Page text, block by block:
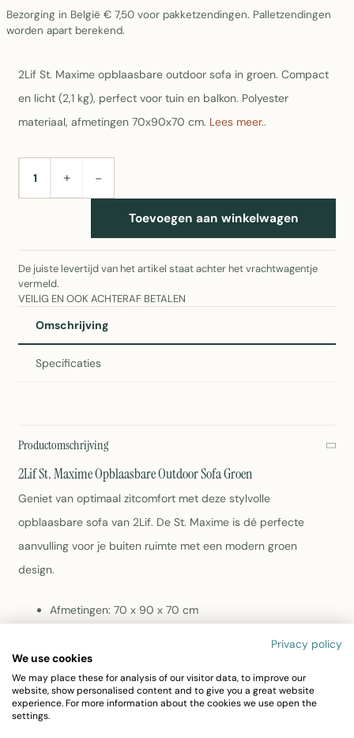
Bezorging in België € 7,50 voor pakketzendingen. Palletzendingen
worden apart berekend.
2Lif St. Maxime opblaasbare outdoor sofa in groen. Compact
en licht (2,1 kg), perfect voor tuin en balkon. Polyester
materiaal, afmetingen 70x90x70 cm. Lees meer..
AANTAL+ −
Toevoegen aan winkelwagen
De juiste levertijd van het artikel staat achter het vrachtwagentje
vermeld.
VEILIG EN OOK ACHTERAF BETALEN
Omschrijving
Specificaties
Productomschrijving
2Lif St. Maxime Opblaasbare Outdoor Sofa Groen
Geniet van optimaal zitcomfort met deze stylvolle
opblaasbare sofa van 2Lif. De St. Maxime is dé perfecte
aanvulling voor je buiten ruimte met een modern groen
design.
Afmetingen: 70 x 90 x 70 cm
Gewicht: slechts 2,1 kg - makkelijk transporteerbaar
Kleur: elegant groen
Compact opvouwbaar (25 x 13 x 33 cm)
Ideaal voor tuin, balkon en terras
Privacy policy
We use cookies
We may place these for analysis of our visitor data, to improve our
website, show personalised content and to give you a great website
experience. For more information about the cookies we use open the
settings.